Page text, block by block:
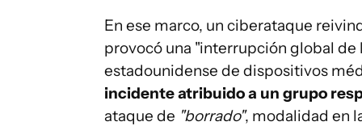
En ese marco, un ciberataque
provocó una "interrupción global
estadounidense de dispositivos
incidente atribuido a un grupo
ataque de "borrado", modalidad en